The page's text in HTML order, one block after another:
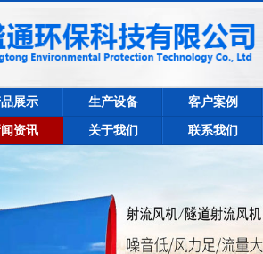
展示 生产设备 客户案例
资讯 关于我们 联系我们